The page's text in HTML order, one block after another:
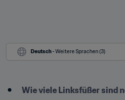
Deutsch - Weitere Sprachen (3)
Wie viele Linksfüßer sind